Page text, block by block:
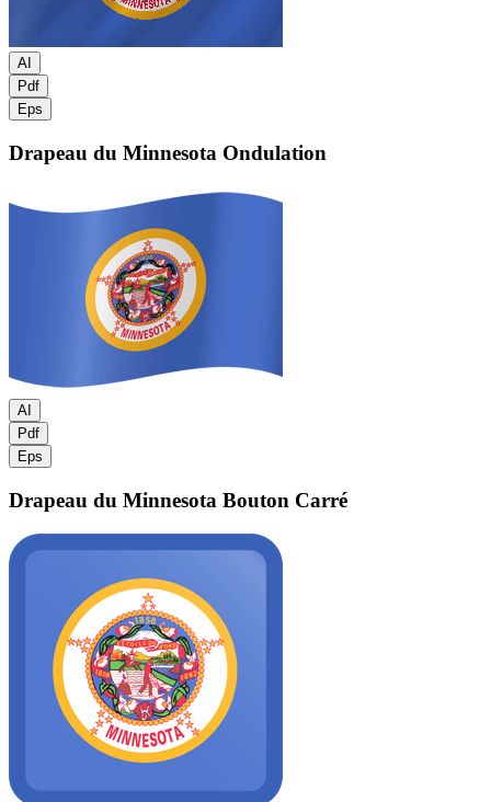
AI
Pdf
Eps
Drapeau du Minnesota Ondulation
AI
Pdf
Eps
Drapeau du Minnesota Bouton Carré